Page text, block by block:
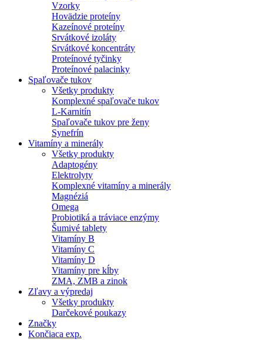
Vzorky
Hovädzie proteíny
Kazeínové proteíny
Srvátkové izoláty
Srvátkové koncentráty
Proteínové tyčinky
Proteínové palacinky
Spaľovače tukov
Všetky produkty
Komplexné spaľovače tukov
L-Karnitín
Spaľovače tukov pre ženy
Synefrín
Vitamíny a minerály
Všetky produkty
Adaptogény
Elektrolyty
Komplexné vitamíny a minerály
Magnéziá
Omega
Probiotiká a tráviace enzýmy
Šumivé tablety
Vitamíny B
Vitamíny C
Vitamíny D
Vitamíny pre kĺby
ZMA, ZMB a zinok
Zľavy a výpredaj
Všetky produkty
Darčekové poukazy
Značky
Končiaca exp.